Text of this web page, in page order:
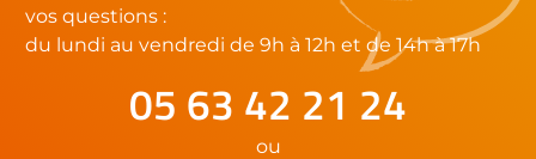
vos questions :
du lundi au vendredi de 9h à 12h et de 14h à 17h
05 63 42 21 24
ou